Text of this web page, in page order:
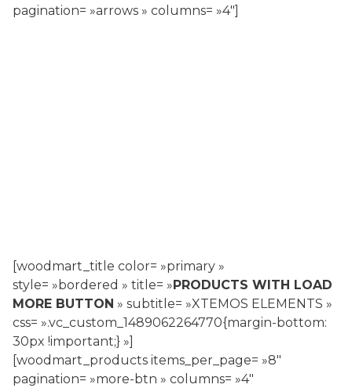
pagination= »arrows » columns= »4″]
[woodmart_title color= »primary »
style= »bordered » title= »PRODUCTS WITH LOAD
MORE BUTTON » subtitle= »XTEMOS ELEMENTS »
css= ».vc_custom_1489062264770{margin-bottom:
30px !important;} »]
[woodmart_products items_per_page= »8″
pagination= »more-btn » columns= »4″